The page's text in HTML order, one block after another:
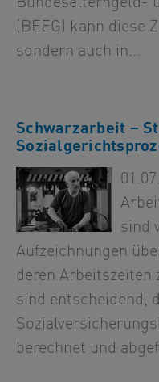
Bundeselterngeld-
(BEEG) kann diese
sondern auch in...
Schwarzarbeit –
sind
Aufzeichnungen
deren Arbeitszeiten
sind entscheidend,
berechnet und